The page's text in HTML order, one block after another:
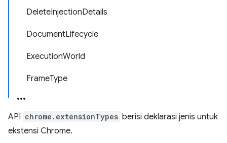
DeleteInjectionDetails
DocumentLifecycle
ExecutionWorld
FrameType
API chrome.extensionTypes berisi deklarasi jenis untuk
ekstensi Chrome.